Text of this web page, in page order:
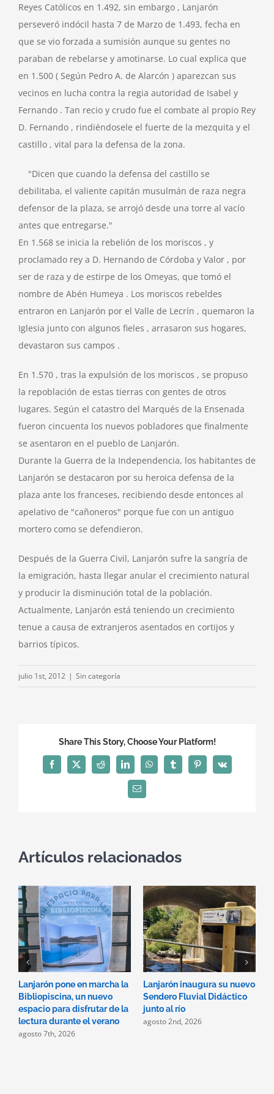
Reyes Católicos en 1.492, sin embargo , Lanjarón
perseveró indócil hasta 7 de Marzo de 1.493, fecha en
que se vio forzada a sumisión aunque su gentes no
paraban de rebelarse y amotinarse. Lo cual explica que
en 1.500 ( Según Pedro A. de Alarcón ) aparezcan sus
vecinos en lucha contra la regia autoridad de Isabel y
Fernando . Tan recio y crudo fue el combate al propio Rey
D. Fernando , rindiéndosele el fuerte de la mezquita y el
castillo , vital para la defensa de la zona.
"Dicen que cuando la defensa del castillo se
debilitaba, el valiente capitán musulmán de raza negra
defensor de la plaza, se arrojó desde una torre al vacío
antes que entregarse."
En 1.568 se inicia la rebelión de los moriscos , y
proclamado rey a D. Hernando de Córdoba y Valor , por
ser de raza y de estirpe de los Omeyas, que tomó el
nombre de Abén Humeya . Los moriscos rebeldes
entraron en Lanjarón por el Valle de Lecrín , quemaron la
Iglesia junto con algunos fieles , arrasaron sus hogares,
devastaron sus campos .
En 1.570 , tras la expulsión de los moriscos , se propuso
la repoblación de estas tierras con gentes de otros
lugares. Según el catastro del Marqués de la Ensenada
fueron cincuenta los nuevos pobladores que finalmente
se asentaron en el pueblo de Lanjarón.
Durante la Guerra de la Independencia, los habitantes de
Lanjarón se destacaron por su heroica defensa de la
plaza ante los franceses, recibiendo desde entonces al
apelativo de "cañoneros" porque fue con un antiguo
mortero como se defendieron.
Después de la Guerra Civil, Lanjarón sufre la sangría de
la emigración, hasta llegar anular el crecimiento natural
y producir la disminución total de la población.
Actualmente, Lanjarón está teniendo un crecimiento
tenue a causa de extranjeros asentados en cortijos y
barrios típicos.
julio 1st, 2012 | Sin categoría
Share This Story, Choose Your Platform!
Facebook
X Reddit LinkedInWhatsAppTumblrPinterest
Vk
Correo
electrónico
Artículos relacionados
Lanjarón pone en marcha la
Bibliopiscina, un nuevo
espacio para disfrutar de la
lectura durante el verano
agosto 7th, 2026
Lanjarón inaugura su nuevo
Sendero Fluvial Didáctico
junto al río
agosto 2nd, 2026